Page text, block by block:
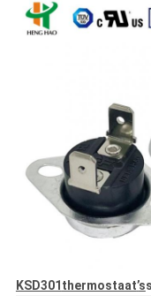
KSD301 thermostaat’s